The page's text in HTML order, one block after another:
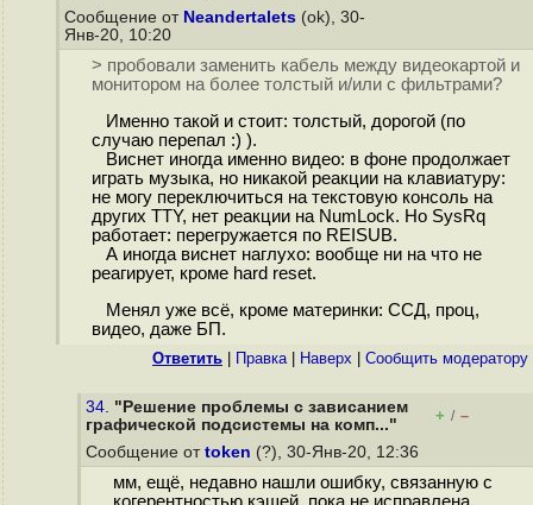
Сообщение от Neandertalets (ok), 30-
Янв-20, 10:20
> пробовали заменить кабель между видеокартой и
монитором на более толстый и/или с фильтрами?
Именно такой и стоит: толстый, дорогой (по
случаю перепал :) ).
Виснет иногда именно видео: в фоне продолжает
играть музыка, но никакой реакции на клавиатуру:
не могу переключиться на текстовую консоль на
других TTY, нет реакции на NumLock. Но SysRq
работает: перегружается по REISUB.
А иногда виснет наглухо: вообще ни на что не
реагирует, кроме hard reset.
Менял уже всё, кроме материнки: ССД, проц,
видео, даже БП.
Ответить Правка| Наверх Cообщить модератору
34. "Решение проблемы с зависанием
графической подсистемы на комп..."
+ / –
Сообщение от token (?), 30-Янв-20, 12:36
мм, ещё, недавно нашли ошибку, связанную с